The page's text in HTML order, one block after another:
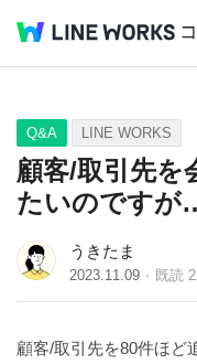
Q&A Tips
Q&A LINE WORKS
顧客/取引先を
たいのですが
うきたま
2023.11.09 既読
顧客/取引先を80件ほど